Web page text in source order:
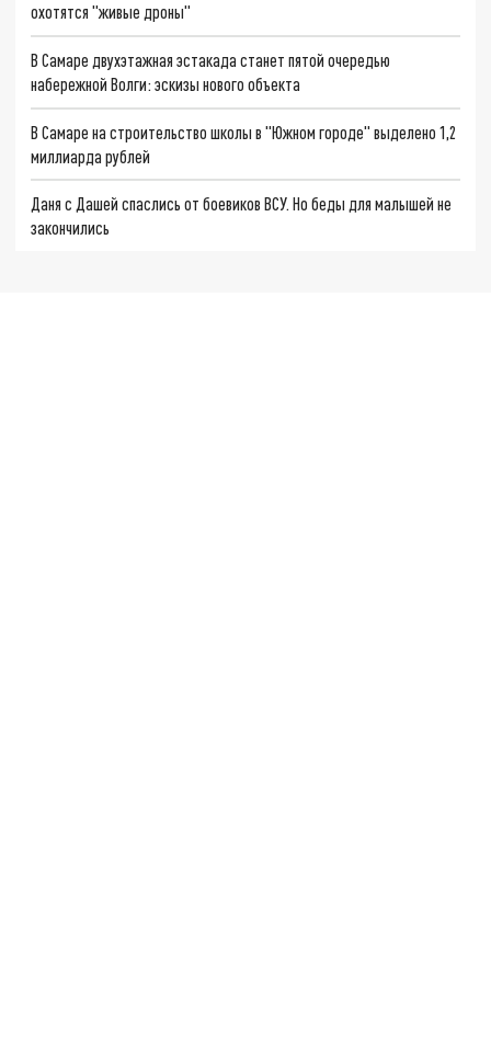
охотятся "живые дроны"
В Самаре двухэтажная эстакада станет пятой очередью
набережной Волги: эскизы нового объекта
В Самаре на строительство школы в "Южном городе" выделено 1,2
миллиарда рублей
Даня с Дашей спаслись от боевиков ВСУ. Но беды для малышей не
закончились